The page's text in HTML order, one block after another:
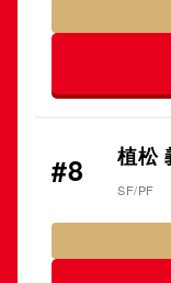
#8 植松
SF/PF